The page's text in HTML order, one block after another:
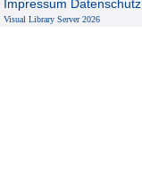
Impressum Datenschutz
Visual Library Server 2026